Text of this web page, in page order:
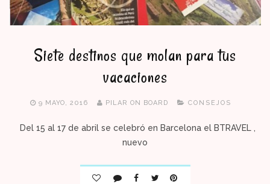
Siete destinos que molan para tus
vacaciones
9 MAYO, 2016 PILAR ON BOARD CONSEJOS
Del 15 al 17 de abril se celebró en Barcelona el BTRAVEL ,
nuevo